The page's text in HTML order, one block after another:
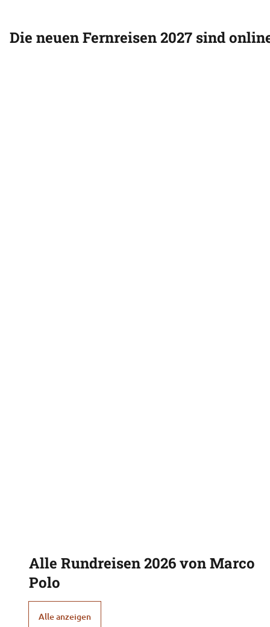
Die neuen Fernreisen 2027 sind
Alle Rundreisen 2026 von Marco
Polo
Alle anzeigen